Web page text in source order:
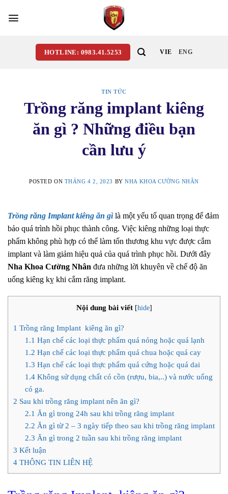
HOTLINE: 0983.41.5253 VIE ENG
TIN TỨC
Trồng răng implant kiêng
ăn gì ? Những điều bạn
cần lưu ý
POSTED ON THÁNG 4 2, 2023 BYNHA KHOA CƯỜNG NHÂN
Trồng răng Implant kiêng ăn gì là một yếu tố quan trọng để đảm
bảo quá trình hồi phục thành công. Việc kiêng những loại thực
phẩm không phù hợp có thể làm tổn thương khu vực được cắm
implant và làm giảm hiệu quả của quá trình phục hồi. Dưới đây
Nha Khoa Cường Nhân đưa những lời khuyên về chế độ ăn
uống kiêng kỵ khi cắm răng implant.
Nội dung bài viết [hide]
1 Trồng răng Implant kiêng ăn gì?
1.1 Hạn chế các loại thực phẩm quá nóng hoặc quá lạnh
1.2 Hạn chế các loại thực phẩm quá chua hoặc quá cay
1.3 Hạn chế các loại thực phẩm quá cứng hoặc quá dai
1.4Không sử dụng chất có cồn (rượu, bia,..) và nước uống
có ga.
2 Sau khi trồng răng implant nên ăn gì?
2.1 Ăn gì trong 24h sau khi trồng răng implant
2.2 Ăn gì từ 2 – 3 ngày tiếp theo sau khi trồng răng implant
2.3 Ăn gì trong 2 tuần sau khi trồng răng implant
3 Kết luận
4 THÔNG TIN LIÊN HỆ